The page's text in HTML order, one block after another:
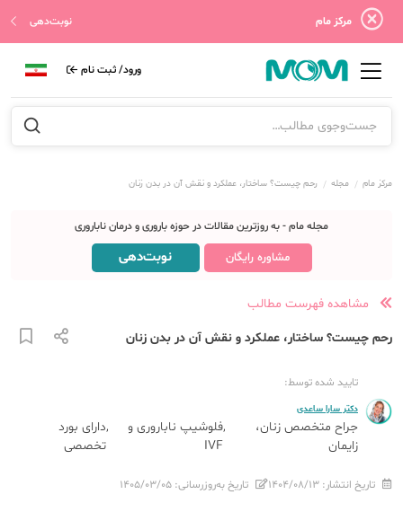
مرکز مام نوبت‌دهی
ورود/ ثبت نام
مرکز مام مجله رحم چیست؟ ساختار، عملکرد و نقش آن در بدن زنان
مجله مام - به روزترین مقالات در حوزه باروری و درمان ناباروری
مشاوره رایگان نوبت‌دهی
مشاهده فهرست مطالب
رحم چیست؟ ساختار، عملکرد و نقش آن در بدن زنان
تایید شده توسط:
دکتر سارا ساعدی
جراح متخصص زنان،
زایمان
فلوشیپ ناباروری و
IVF
دارای بورد
تخصصی
تاریخ انتشار: ۱۴۰۴/۰۸/۱۳ تاریخ به‌روزرسانی: ۱۴۰۵/۰۳/۰۵